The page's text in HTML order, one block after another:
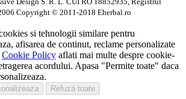
Copyright © 2011-2018 Eherbal.ro
si tehnologii similare pentru
afisarea de continut, reclame personalizate
Cookie Policy aflati mai multe despre cookie-
acordului. Apasa "Permite toate" daca
Refuza toate